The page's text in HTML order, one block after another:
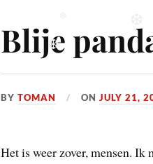
❆
❆
❆
Blije
BYTOMAN ONJULY 21,
Het is weer zover, mensen.